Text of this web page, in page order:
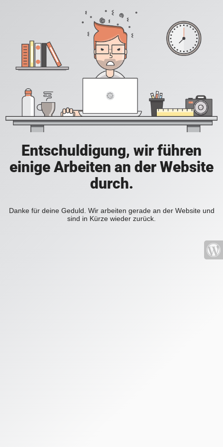
Entschuldigung, wir führen
einige Arbeiten an der Website
durch.
Danke für deine Geduld. Wir arbeiten gerade an der Website und
sind in Kürze wieder zurück.